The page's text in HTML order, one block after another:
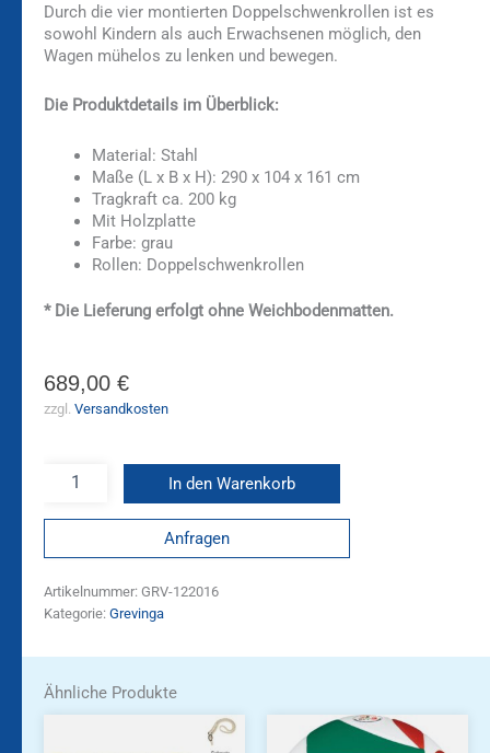
Durch die vier montierten Doppelschwenkrollen ist es
sowohl Kindern als auch Erwachsenen möglich, den
Wagen mühelos zu lenken und bewegen.
Die Produktdetails im Überblick:
Material: Stahl
Maße (L x B x H): 290 x 104 x 161 cm
Tragkraft ca. 200 kg
Mit Holzplatte
Farbe: grau
Rollen: Doppelschwenkrollen
* Die Lieferung erfolgt ohne Weichbodenmatten.
689,00 €
zzgl. Versandkosten
In den Warenkorb
Anfragen
Artikelnummer: GRV-122016
Kategorie: Grevinga
Ähnliche Produkte